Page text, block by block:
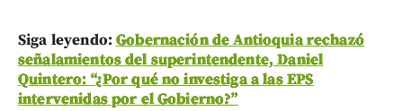
Siga leyendo:Gobernación de Antioquia rechazó
señalamientos del superintendente, Daniel
Quintero: “¿Por qué no investiga a las EPS
intervenidas por el Gobierno?”